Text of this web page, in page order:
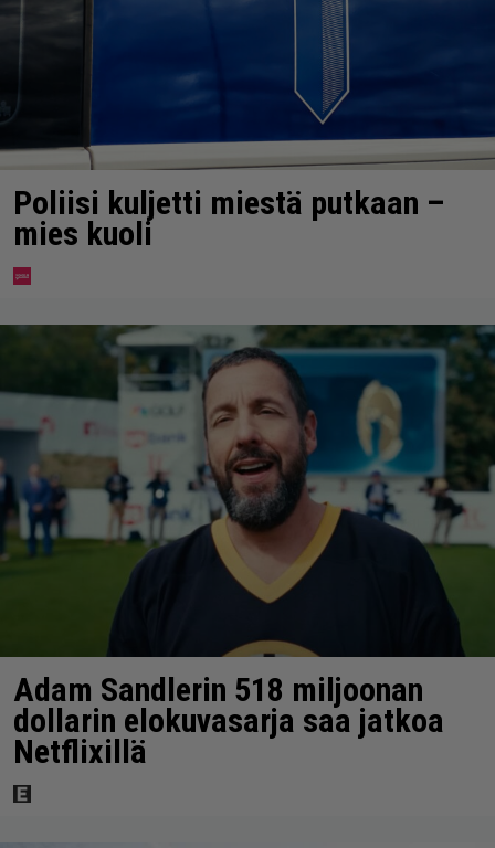
Poliisi kuljetti miestä putkaan –
mies kuoli
Adam Sandlerin 518 miljoonan
dollarin elokuvasarja saa jatkoa
Netflixillä